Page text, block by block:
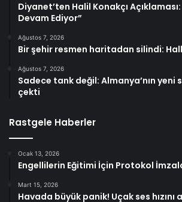
Diyanet’ten Halil Konakçı
Devam Ediyor”
Ağustos 7, 2026
Bir şehir resmen haritadan silindi:
Ağustos 7, 2026
Sadece tank değil: Almanya’nın yeni
çekti
Rastgele Haberler
Ocak 13, 2026
Engellilerin Eğitimi İçin Protokol
Mart 15, 2026
Havada büyük panik! Uçak ses hızını